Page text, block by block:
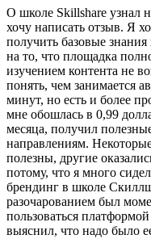
О школе Skillshare узнал
хочу написать отзыв. Я
получить базовые
на то, что площадка
изучением контента не
понять, чем занимается
минут, но есть и более
мне обошлась в 0,99
месяца, получил
направлениям.
полезны, другие
потому, что я много
брендинг в школе
разочарованием был
пользоваться
выяснил, что надо было